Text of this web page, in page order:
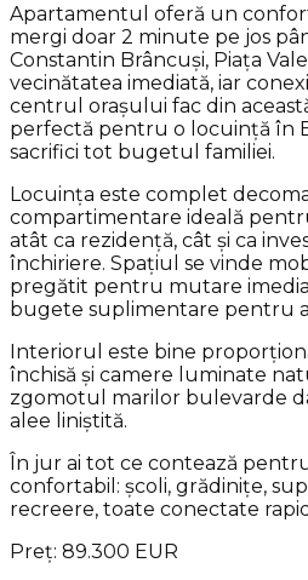
Apartamentul oferă un
mergi doar 2 minute pe jos
Constantin Brâncuși, Piața
vecinătatea imediată, iar
centrul orașului fac din
perfectă pentru o locuință în
sacrifici tot bugetul familiei.
Locuința este complet
compartimentare ideală
atât ca rezidență, cât și ca
închiriere. Spațiul se vinde
pregătit pentru mutare
bugete suplimentare pentru
Interiorul este bine
închisă și camere luminate
zgomotul marilor bulevarde
alee liniștită.
În jur ai tot ce contează
confortabil: școli, grădinițe,
recreere, toate conectate
Preț: 89.300 EUR